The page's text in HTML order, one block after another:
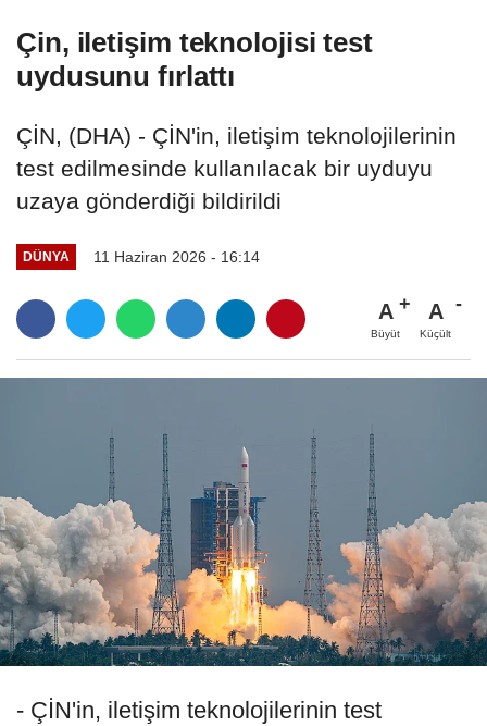
Çin, iletişim teknolojisi test
uydusunu fırlattı
ÇİN, (DHA) - ÇİN'in, iletişim teknolojilerinin
test edilmesinde kullanılacak bir uyduyu
uzaya gönderdiği bildirildi
DÜNYA 11 Haziran 2026 - 16:14
A
Büyüt
A
Küçült
- ÇİN'in, iletişim teknolojilerinin test